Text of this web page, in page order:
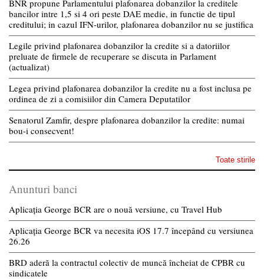
BNR propune Parlamentului plafonarea dobanzilor la creditele
bancilor intre 1,5 si 4 ori peste DAE medie, in functie de tipul
creditului; in cazul IFN-urilor, plafonarea dobanzilor nu se justifica
Legile privind plafonarea dobanzilor la credite si a datoriilor
preluate de firmele de recuperare se discuta in Parlament
(actualizat)
Legea privind plafonarea dobanzilor la credite nu a fost inclusa pe
ordinea de zi a comisiilor din Camera Deputatilor
Senatorul Zamfir, despre plafonarea dobanzilor la credite: numai
bou-i consecvent!
Toate stirile
Anunturi banci
Aplicația George BCR are o nouă versiune, cu Travel Hub
Aplicația George BCR va necesita iOS 17.7 începând cu versiunea
26.26
BRD aderă la contractul colectiv de muncă încheiat de CPBR cu
sindicatele